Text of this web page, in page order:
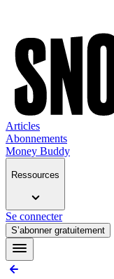
Articles
Abonnements
Money Buddy
Ressources
Se connecter
S’abonner gratuitement